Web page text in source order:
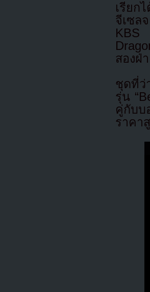
เรียก
จีเซล
KBS
สองฝ่
ชุดที่ว่
รุ่น
คู่กับ
ราคา